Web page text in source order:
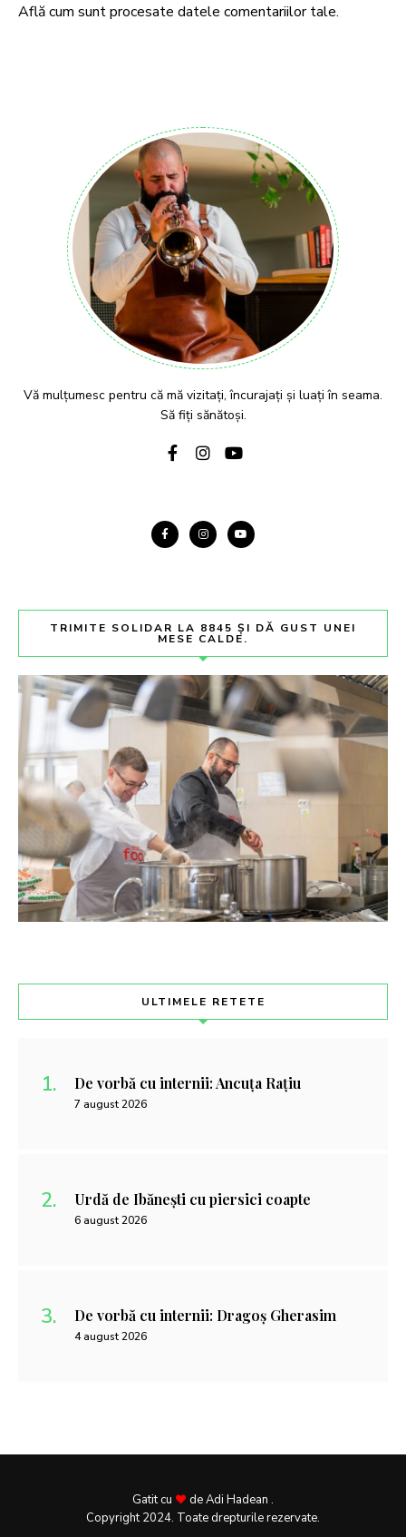
Află cum sunt procesate datele comentariilor tale.
Vă mulțumesc pentru că mă vizitați, încurajați și luați în seama.
Să fiți sănătoși.
TRIMITE SOLIDAR LA 8845 ȘI DĂ GUST UNEI
MESE CALDE.
ULTIMELE RETETE
De vorbă cu internii: Ancuța Rațiu
7 august 2026
Urdă de Ibănești cu piersici coapte
6 august 2026
De vorbă cu internii: Dragoș Gherasim
4 august 2026
Gatit cu
de Adi Hadean .
Copyright 2024. Toate drepturile rezervate.